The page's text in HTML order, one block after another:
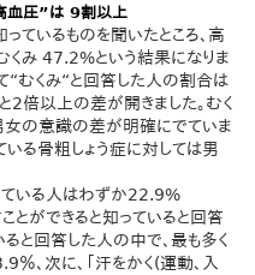
血圧”は 9割以上
ているものを聞いたところ、高
47.2%という結果になりま
“むくみ“と回答した人の割合は
倍以上の差が開きました。むく
の意識の差が明確にでていま
る骨粗しょう症に対しては男
ている人はわずか22.9%
ができると知っていると回答
と回答した人の中で、最も多く
％、次に、「汗をかく(運動、入